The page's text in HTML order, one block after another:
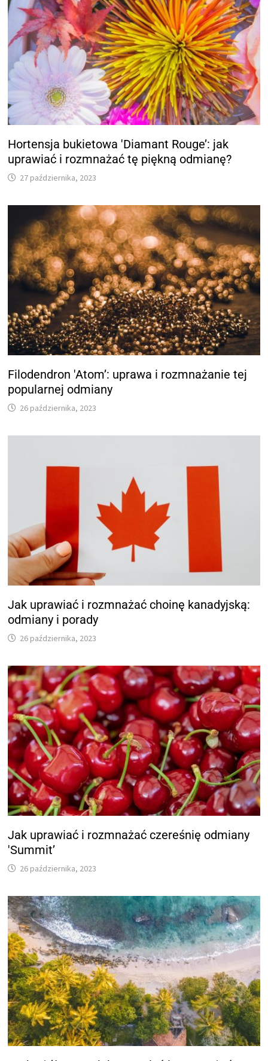
Hortensja bukietowa 'Diamant Rouge’: jak
uprawiać i rozmnażać tę piękną odmianę?
27 października, 2023
Filodendron 'Atom’: uprawa i rozmnażanie tej
popularnej odmiany
26 października, 2023
Jak uprawiać i rozmnażać choinę kanadyjską:
odmiany i porady
26 października, 2023
Jak uprawiać i rozmnażać czereśnię odmiany
'Summit’
26 października, 2023